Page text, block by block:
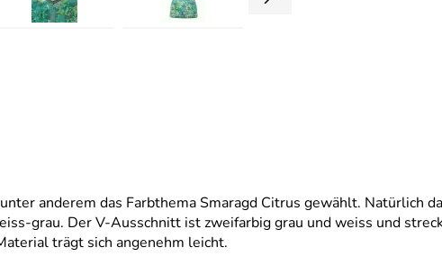
anderem das Farbthema Smaragd Citrus gewählt. Natürlich
grau. Der V-Ausschnitt ist zweifarbig grau und weiss und
trägt sich angenehm leicht.